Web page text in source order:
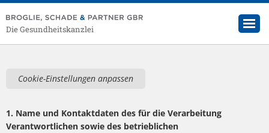
Die Gesundheitskanzlei
KANZLEI
SEMINARE
Cookie-Einstellungen anpassen
1. Name und Kontaktdaten des für die Verarbeitung
Verantwortlichen sowie des betrieblichen